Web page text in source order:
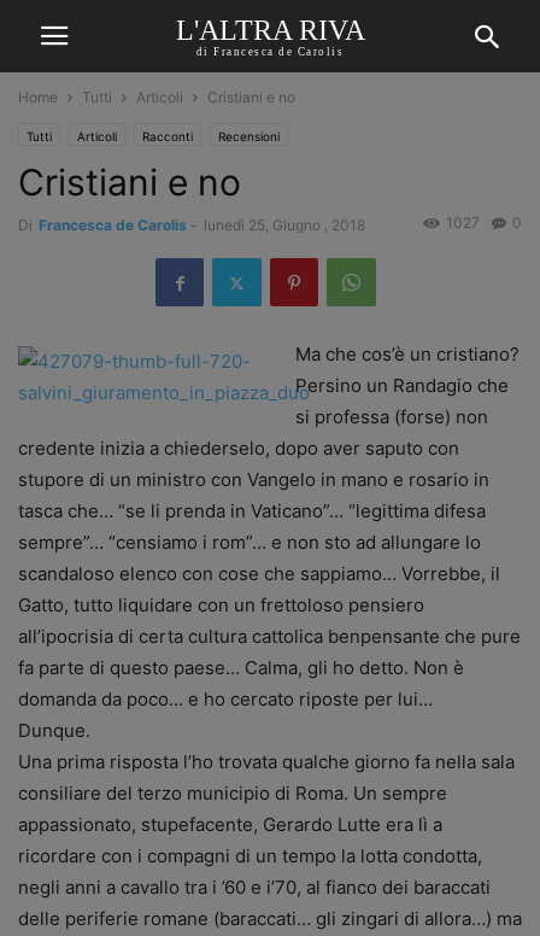
L'ALTRA RIVA
di Francesca de Carolis
Home Tutti Articoli Cristiani e no
Tutti Articoli Racconti Recensioni
Cristiani e no
Di Francesca de Carolis - lunedì 25, Giugno , 2018 0
1027
Ma che cos’è un cristiano?
Persino un Randagio che
si professa (forse) non
credente inizia a chiederselo, dopo aver saputo con
stupore di un ministro con Vangelo in mano e rosario in
tasca che… “se li prenda in Vaticano”… “legittima difesa
sempre”… “censiamo i rom”… e non sto ad allungare lo
scandaloso elenco con cose che sappiamo… Vorrebbe, il
Gatto, tutto liquidare con un frettoloso pensiero
all’ipocrisia di certa cultura cattolica benpensante che pure
fa parte di questo paese… Calma, gli ho detto. Non è
domanda da poco… e ho cercato riposte per lui…
Dunque.
Una prima risposta l’ho trovata qualche giorno fa nella sala
consiliare del terzo municipio di Roma. Un sempre
appassionato, stupefacente, Gerardo Lutte era lì a
ricordare con i compagni di un tempo la lotta condotta,
negli anni a cavallo tra i ’60 e i’70, al fianco dei baraccati
delle periferie romane (baraccati… gli zingari di allora…) ma